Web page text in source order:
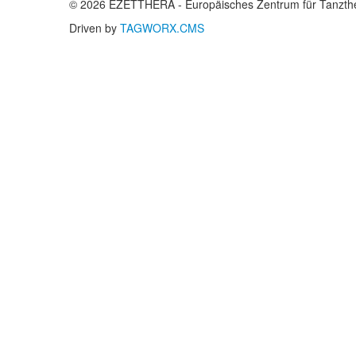
© 2026 EZETTHERA - Europäisches Zentrum für
Driven by TAGWORX.CMS